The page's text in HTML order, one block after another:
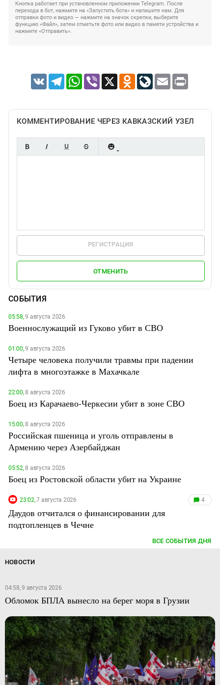
Кнопка работает при установленном приложении Telegram. После
перехода в бот, нажмите на «Запустить бота» и напишите нам. Для
отправки фото и видео — нажмите на значок скрепки, выберите
функцию «Файл», затем отметьте фото или видео в памяти устройства и
нажмите «Отправить».
VK TelegramWhatsApp
Viber X Odnoklassniki
LiveJournal
Email Print
КОММЕНТИРОВАНИЕ ЧЕРЕЗ КАВКАЗСКИЙ УЗЕЛ
РЕГИСТРАЦИЯ
ОТМЕНИТЬ
СОБЫТИЯ
05:58,9 августа 2026
Военнослужащий из Гуково убит в СВО
01:00,9 августа 2026
Четыре человека получили травмы при падении
лифта в многоэтажке в Махачкале
22:00,8 августа 2026
Боец из Карачаево-Черкесии убит в зоне СВО
15:00,8 августа 2026
Российская пшеница и уголь отправлены в
Армению через Азербайджан
05:52,8 августа 2026
Боец из Ростовской области убит на Украине
23:02,7 августа 2026 4
Даудов отчитался о финансировании для
подтопленцев в Чечне
ВСЕ СОБЫТИЯ ДНЯ
НОВОСТИ
04:58, 9 августа 2026
Обломок БПЛА вынесло на берег моря в Грузии